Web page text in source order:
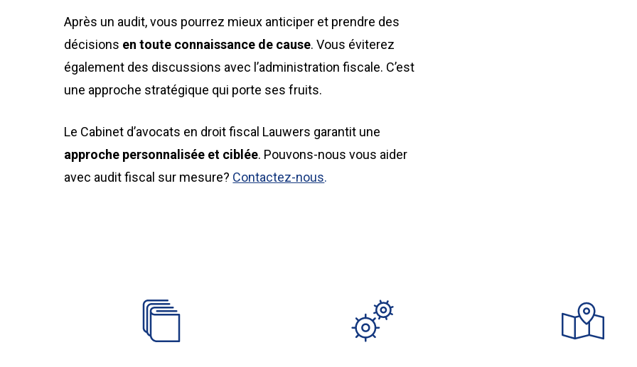
Après un audit, vous pourrez mieux anticiper et prendre des
décisions en toute connaissance de cause. Vous éviterez
également des discussions avec l’administration fiscale. C’est
une approche stratégique qui porte ses fruits.
Le Cabinet d’avocats en droit fiscal Lauwers garantit une
approche personnalisée et ciblée. Pouvons-nous vous aider
avec audit fiscal sur mesure? Contactez-nous.